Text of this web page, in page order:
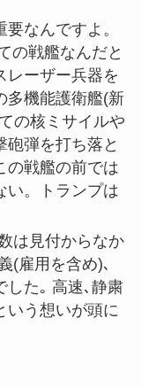
なんですよ。
の戦艦なんだと
レーザー兵器を
多機能護衛艦(新
の核ミサイルや
砲弾を打ち落と
の戦艦の前では
い。トランプは
は見付からなか
(雇用を含め)､
した｡ 高速､静粛
いう想いが頭に